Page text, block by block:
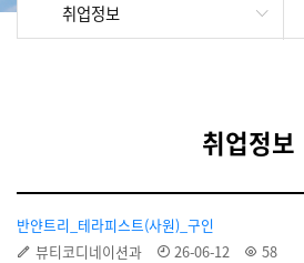
취업정보
취업정보
반얀트리_테라피스트(사원)_구인
뷰티코디네이션과
26-06-12 58